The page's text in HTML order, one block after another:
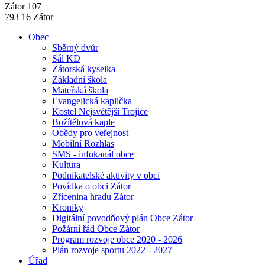
Zátor 107
793 16 Zátor
Obec
Sběrný dvůr
Sál KD
Zátorská kyselka
Základní škola
Mateřská škola
Evangelická kaplička
Kostel Nejsvětější Trojice
Božítělová kaple
Obědy pro veřejnost
Mobilní Rozhlas
SMS - infokanál obce
Kultura
Podnikatelské aktivity v obci
Povídka o obci Zátor
Zřícenina hradu Zátor
Kroniky
Digitální povodňový plán Obce Zátor
Požární řád Obce Zátor
Program rozvoje obce 2020 - 2026
Plán rozvoje sportu 2022 - 2027
Úřad